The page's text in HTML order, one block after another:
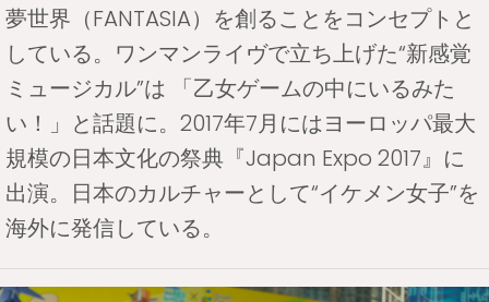
夢世界（FANTASIA）を創ることをコンセプトと
している。ワンマンライヴで立ち上げた“新感覚
ミュージカル”は 「乙女ゲームの中にいるみた
い！」と話題に。2017年7月にはヨーロッパ最大
規模の日本文化の祭典『Japan Expo 2017』に
出演。日本のカルチャーとして“イケメン女子”を
海外に発信している。